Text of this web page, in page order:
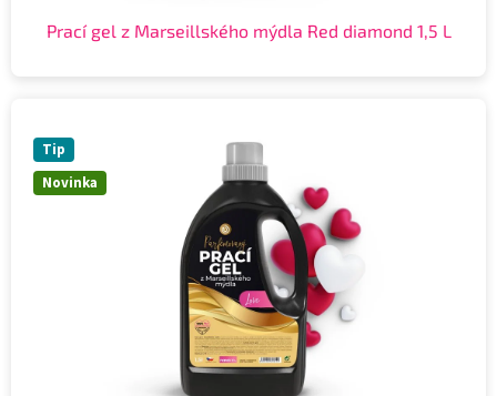
Prací gel z Marseillského mýdla Red diamond 1,5 L
Novinka
Tip